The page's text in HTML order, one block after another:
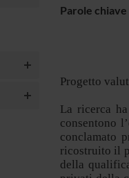
Parole chiave
Progetto
La ricerca
consentono
conclamato
ricostruito il
della